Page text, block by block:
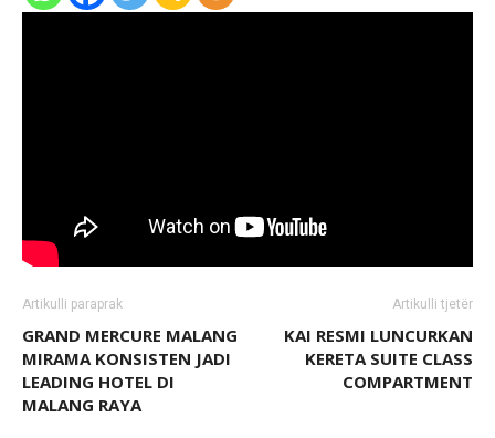
Artikulli paraprak
GRAND MERCURE MALANG
MIRAMA KONSISTEN JADI
LEADING HOTEL DI
MALANG RAYA
Artikulli tjetër
KAI RESMI LUNCURKAN
KERETA SUITE CLASS
COMPARTMENT